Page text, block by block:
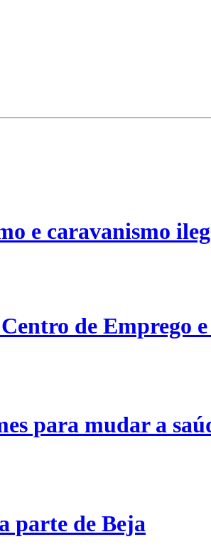
e caravanismo
de Emprego
para mudar a
parte de Beja